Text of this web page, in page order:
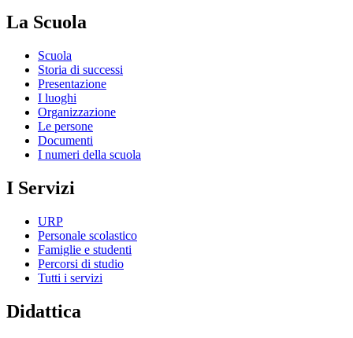
La Scuola
Scuola
Storia di successi
Presentazione
I luoghi
Organizzazione
Le persone
Documenti
I numeri della scuola
I Servizi
URP
Personale scolastico
Famiglie e studenti
Percorsi di studio
Tutti i servizi
Didattica